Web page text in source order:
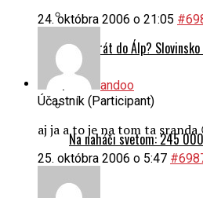
Prvý krát do Álp?
Motoporadňa
Na naháči svetom: 245
24. októbra 2006 o 21:05
andoo
Účastník (Participant)
aj ja a to je na tom ta sranda
25. októbra 2006 o 5:47